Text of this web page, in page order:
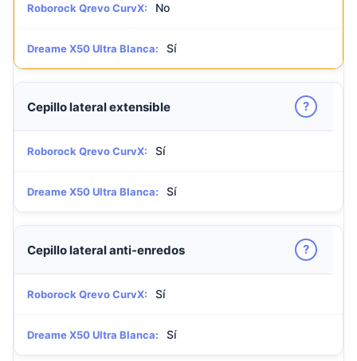
Roborock Qrevo CurvX: No
Dreame X50 Ultra Blanca: Sí
Cepillo lateral extensible ?
Roborock Qrevo CurvX: Sí
Dreame X50 Ultra Blanca: Sí
Cepillo lateral anti-enredos ?
Roborock Qrevo CurvX: Sí
Dreame X50 Ultra Blanca: Sí